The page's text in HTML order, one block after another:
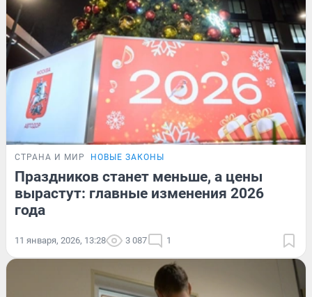
СТРАНА И МИР НОВЫЕ ЗАКОНЫ
Праздников станет меньше, а цены
вырастут: главные изменения 2026
года
11 января, 2026, 13:28 3 087 1